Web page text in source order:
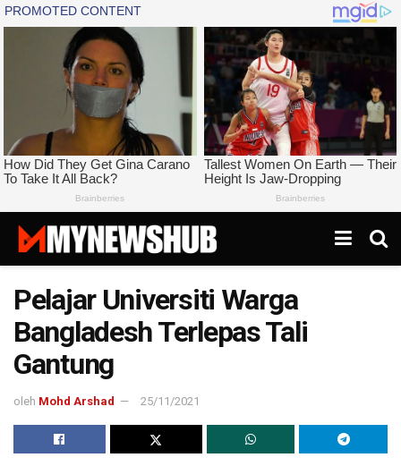
Pelajar Universiti Warga
Bangladesh Terlepas Tali
Gantung
oleh Mohd Arshad 25/11/2021